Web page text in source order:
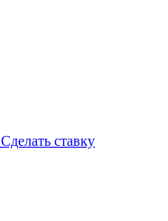
Сделать ставку